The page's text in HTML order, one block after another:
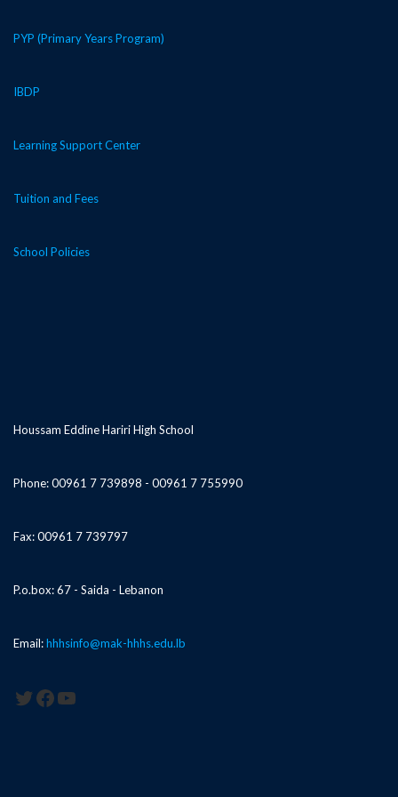
t
i
n
PYP (Primary Years Program)
IBDP
Learning Support Center
Tuition and Fees
School Policies
Houssam Eddine Hariri High School
Phone: 00961 7 739898 - 00961 7 755990
Fax: 00961 7 739797
P.o.box: 67 - Saida - Lebanon
Email:hhhsinfo@mak-hhhs.edu.lb
Twitter
Facebook
YouTube